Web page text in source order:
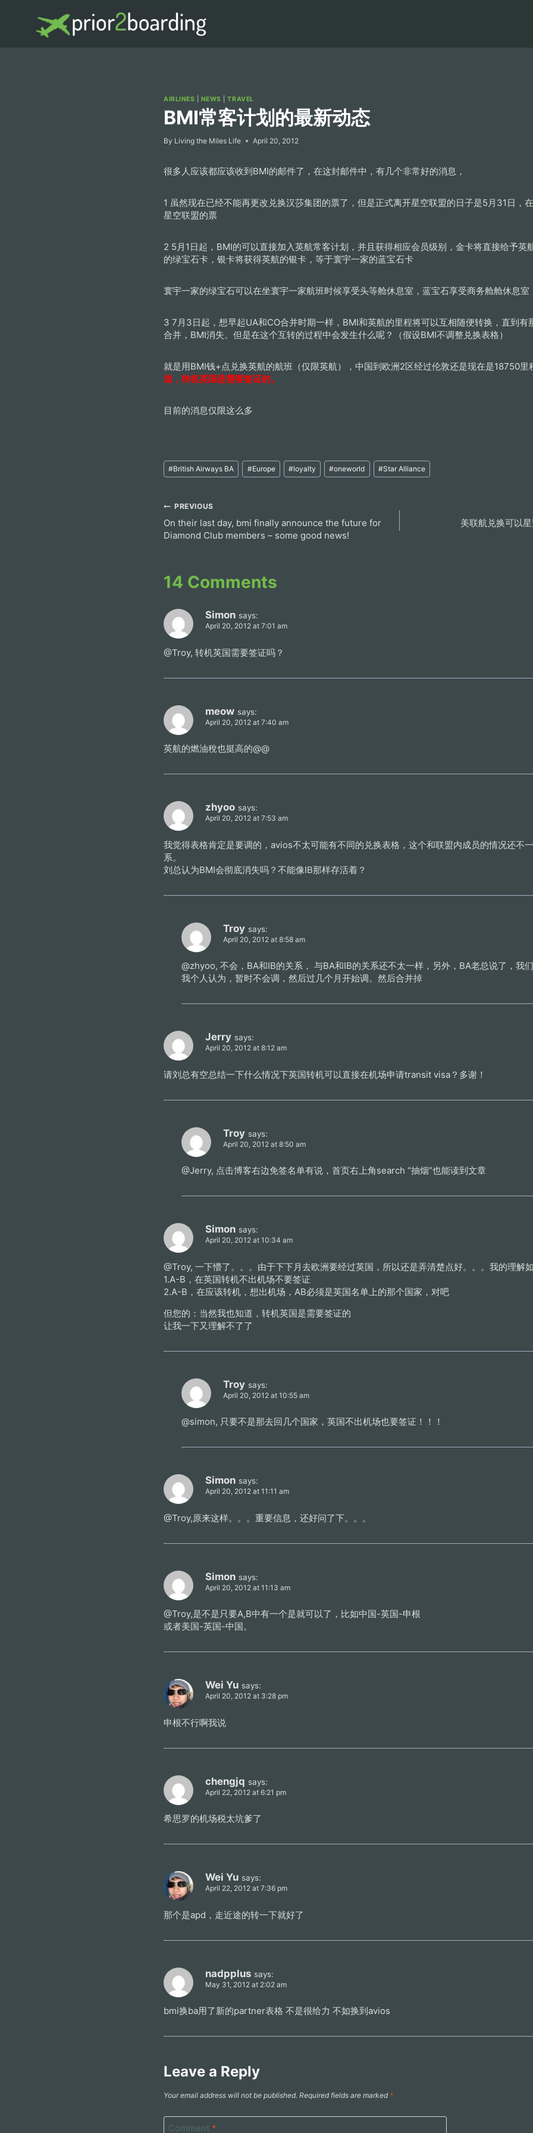
AIRLINES NEWS |TRAVEL
BMI常客计划的最新动态
By Living the Miles Life April 20, 2012
很多人应该都应该收到BMI的邮件了，在这封邮件中，有几个非常好的消息，
1 虽然现在已经不能再更改兑换汉莎集团的票了，但是正式离开星空联盟的日子是5月31日，
星空联盟的票
2 5月1日起，BMI的可以直接加入英航常客计划，并且获得相应会员级别，金卡将直接给予英
的绿宝石卡，银卡将获得英航的银卡，等于寰宇一家的蓝宝石卡
寰宇一家的绿宝石可以在坐寰宇一家航班时候享受头等舱休息室，蓝宝石享受商务舱舱休息室
3 7月3日起，想早起UA和CO合并时期一样，BMI和英航的里程将可以互相随便转换，直到有
合并，BMI消失。但是在这个互转的过程中会发生什么呢？（假设BMI不调整兑换表格）
就是用BMI钱+点兑换英航的航班（仅限英航），中国到欧洲2区经过伦敦还是现在是18750里
道，转机英国是需要签证的。
目前的消息仅限这么多
Post
Tags:
#British Airways BA #Europe #loyalty #oneworld #Star Alliance
Post
navigation
PREVIOUS
On their last day, bmi finally announce the future for
Diamond Club members – some good news!
美联航兑换可以
14 Comments
Simon says:
April 20, 2012 at 7:01 am
@Troy, 转机英国需要签证吗？
meow says:
April 20, 2012 at 7:40 am
英航的燃油稅也挺高的@@
zhyoo says:
April 20, 2012 at 7:53 am
我觉得表格肯定是要调的，avios不太可能有不同的兑换表格，这个和联盟内成员的情况还不
系。
刘总认为BMI会彻底消失吗？不能像IB那样存活着？
Troy says:
April 20, 2012 at 8:58 am
@zhyoo, 不会，BA和IB的关系， 与BA和IB的关系还不太一样，另外，BA老总说了，我
我个人认为，暂时不会调，然后过几个月开始调。然后合并掉
Jerry says:
April 20, 2012 at 8:12 am
请刘总有空总结一下什么情况下英国转机可以直接在机场申请transit visa？多谢！
Troy says:
April 20, 2012 at 8:50 am
@Jerry, 点击博客右边免签名单有说，首页右上角search “抽烟”也能读到文章
Simon says:
April 20, 2012 at 10:34 am
@Troy, 一下懵了。。。由于下下月去欧洲要经过英国，所以还是弄清楚点好。。。我的理解如
1.A-B，在英国转机不出机场不要签证
2.A-B，在应该转机，想出机场，AB必须是英国名单上的那个国家，对吧
但您的：当然我也知道，转机英国是需要签证的
让我一下又理解不了了
Troy says:
April 20, 2012 at 10:55 am
@simon, 只要不是那去回几个国家，英国不出机场也要签证！！！
Simon says:
April 20, 2012 at 11:11 am
@Troy,原来这样。。。重要信息，还好问了下。。。
Simon says:
April 20, 2012 at 11:13 am
@Troy,是不是只要A,B中有一个是就可以了，比如中国-英国-申根
或者美国-英国-中国。
Wei Yu says:
April 20, 2012 at 3:28 pm
申根不行啊我说
chengjq says:
April 22, 2012 at 6:21 pm
希思罗的机场税太坑爹了
Wei Yu says:
April 22, 2012 at 7:36 pm
那个是apd，走近途的转一下就好了
nadpplus says:
May 31, 2012 at 2:02 am
bmi换ba用了新的partner表格 不是很给力 不如换到avios
Leave a Reply
Your email address will not be published. Required fields are marked *
Comment *